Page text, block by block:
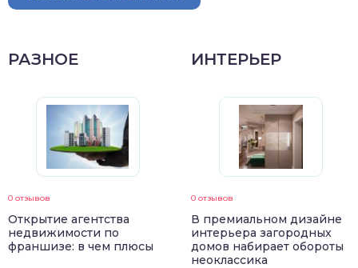
РАЗНОЕ
0 отзывов
Открытие агентства
недвижимости по
франшизе: в чем плюсы
ИНТЕРЬЕР
0 отзывов
В премиальном дизайне
интерьера загородных
домов набирает обороты
неоклассика